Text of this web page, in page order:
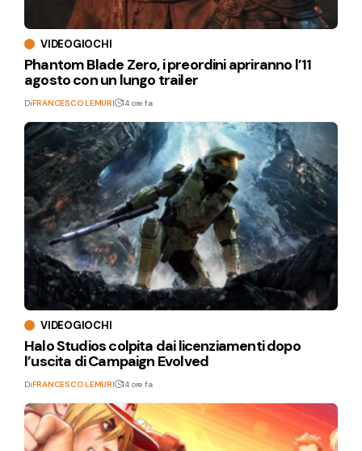
VIDEOGIOCHI
Phantom Blade Zero, i preordini apriranno l’11
agosto con un lungo trailer
DiFRANCESCO LEMURI 14 ore fa
VIDEOGIOCHI
Halo Studios colpita dai licenziamenti dopo
l’uscita di Campaign Evolved
DiFRANCESCO LEMURI 14 ore fa